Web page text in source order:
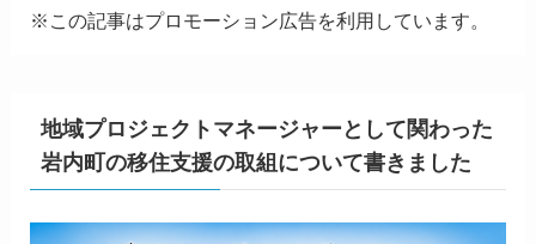
※この記事はプロモーション広告を利用しています。
地域プロジェクトマネージャーとして関わった
岩内町の移住支援の取組について書きました